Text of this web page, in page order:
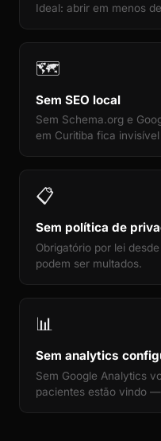
Ideal: abrir em menos
🗺️
Sem SEO local
Sem Schema.org e
em Curitiba fica
📋
Sem política de
Obrigatório por lei
podem ser multados.
📊
Sem analytics
Sem Google Analytics
pacientes estão vindo